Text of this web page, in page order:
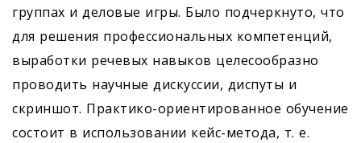
группах и деловые игры. Было подчеркнуто, что
для решения профессиональных компетенций,
выработки речевых навыков целесообразно
проводить научные дискуссии, диспуты и
скриншот. Практико-ориентированное обучение
состоит в использовании кейс-метода, т. е.